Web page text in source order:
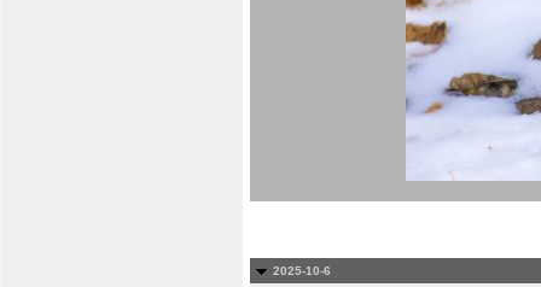
2025-10-6